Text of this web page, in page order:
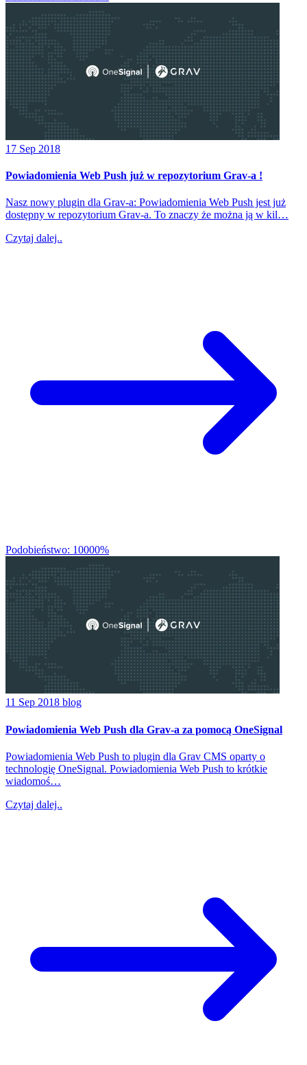
17 Sep 2018
Powiadomienia Web Push już w repozytorium Grav-a !
Nasz nowy plugin dla Grav-a: Powiadomienia Web Push jest już
dostępny w repozytorium Grav-a. To znaczy że można ją w kil…
Czytaj dalej..
Podobieństwo: 10000%
11 Sep 2018 blog
Powiadomienia Web Push dla Grav-a za pomocą OneSignal
Powiadomienia Web Push to plugin dla Grav CMS oparty o
technologię OneSignal. Powiadomienia Web Push to krótkie
wiadomoś…
Czytaj dalej..